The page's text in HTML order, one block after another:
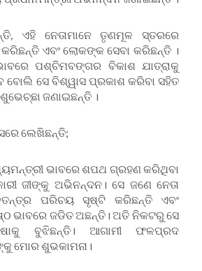
ଏହି ନେତାମାନେ ତୃଣମୂଳ ସ୍ତରରେ
ଏବଂ ଲୋକଙ୍କ ସେବା କରିଛନ୍ତି ।
ପଶ୍ଚିମବଙ୍ଗର ବିକାଶ ଯାତ୍ରାକୁ
ସେ ବିଶ୍ୱାସ ପ୍ରକାଶ କରିବା ସହିତ
ଜଣାଇଛନ୍ତି ।
ଲେଖିଛନ୍ତି;
ଭାବରେ ଶପଥ ଗ୍ରହଣ କରିଥିବା
ଜୀଙ୍କୁ ଅଭିନନ୍ଦନ। ସେ ଜଣେ ନେତା
ପରିଚୟ ସୃଷ୍ଟି କରିଛନ୍ତି ଏବଂ
ଭାବରେ ଜଡିତ ଅଛନ୍ତି। ଅତି ନିକଟରୁ ସେ
ବୁଝିଛନ୍ତି। ଆଗାମୀ ଫଳପ୍ରଦ
ମୋର ଶୁଭକାମନା।